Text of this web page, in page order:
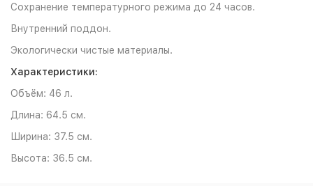
Сохранение температурного режима до 24 часов.
Внутренний поддон.
Экологически чистые материалы.
Характеристики:
Объём: 46 л.
Длина: 64.5 см.
Ширина: 37.5 см.
Высота: 36.5 см.